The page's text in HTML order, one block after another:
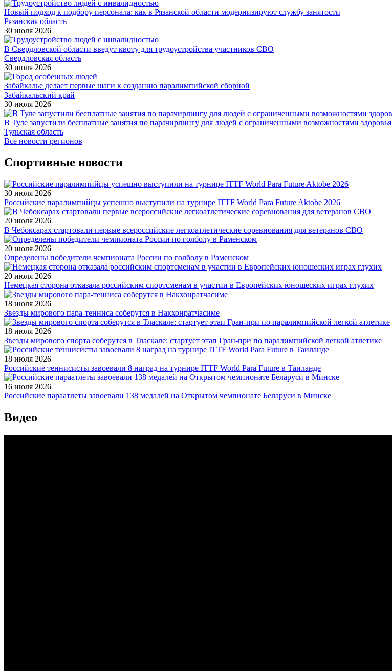
Новый подход к подбору персонала: как в Рязанской области модернизируют службу занятости
Рязанская область
30 июля 2026
В Свердловской области введут квоту для трудоустройства участников СВО
Свердловская область
30 июля 2026
Забайкалье делает первые шаги к созданию паралимпийской сборной
Забайкальский край
30 июля 2026
В Туле запустили бесплатные занятия по парачирлингу для людей с ограниченными возможностями здоровья
Тульская область
Все новости регионов
Спортивные новости
30 июля 2026
Российские паралимпийцы успешно выступили на турнире ITTF World Para Future Aktobe 2026
20 июля 2026
В Чебоксарах стартовали первые всероссийские легкоатлетические соревнования для ветеранов СВО
20 июля 2026
Определены победители чемпионата России по голболу в Раменском
20 июля 2026
Немецкая сторона отказала российским спортсменам в участии в Европейских юношеских играх глухих
18 июля 2026
Звезды мирового пара-тенниса соберутся в Накхонратчасиме
18 июля 2026
Звезды мирового спорта соберутся в Тласкале: стартует этап Гран-при по паралимпийской легкой атлетике
18 июля 2026
Российские теннисисты завоевали 8 наград на турнире ITTF World Para Future в Таиланде
16 июля 2026
Российские параатлеты завоевали 138 медалей на Открытом чемпионате Беларуси в Минске
Видео